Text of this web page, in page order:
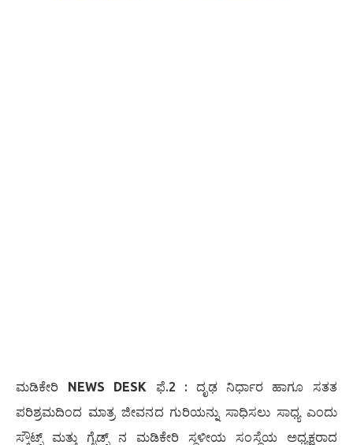
ಮಡಿಕೇರಿ NEWS DESK ಫೆ.2 : ದೃಢ ನಿರ್ಧಾರ ಹಾಗೂ ಸತತ
ಪರಿಶ್ರಮದಿಂದ ಮಾತ್ರ ಜೀವನದ ಗುರಿಯನ್ನು ಸಾಧಿಸಲು ಸಾಧ್ಯ ಎಂದು
ಸ್ಕೌಟ್ಸ್ ಮತ್ತು ಗೈಡ್ಸ್ ನ ಮಡಿಕೇರಿ ಸ್ಥಳೀಯ ಸಂಸ್ಥೆಯ ಅಧ್ಯಕ್ಷರಾದ